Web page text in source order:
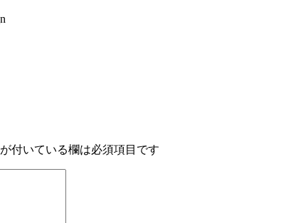
が付いている欄は必須項目です